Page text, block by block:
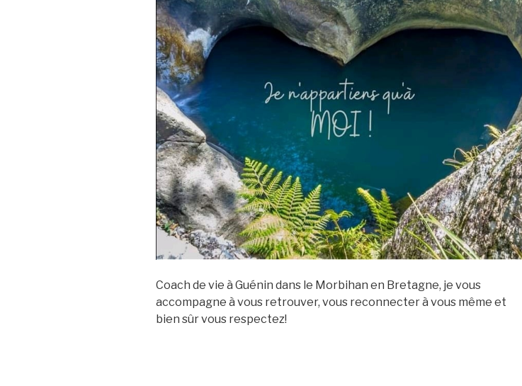
Coach de vie à Guénin dans le Morbihan en Bretagne, je vous
accompagne à vous retrouver, vous reconnecter à vous même et
bien sûr vous respectez!